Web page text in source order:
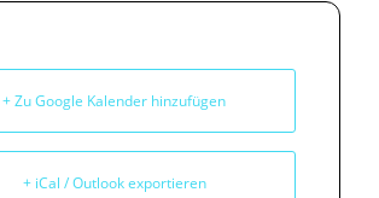
+ Zu Google Kalender hinzufügen
+ iCal / Outlook exportieren